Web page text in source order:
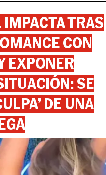
TRAS
CON
EXPONER
SE
DE UNA